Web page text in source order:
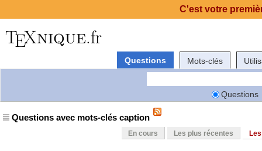
Questions Mots-clés
Questions
Questions avec mots-clés caption
En cours Les plus récentes
C'est votre